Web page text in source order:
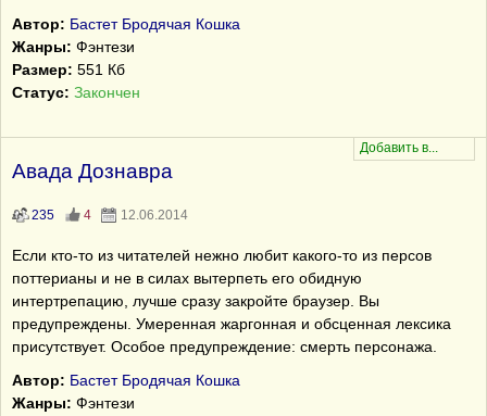
Автор: Бастет Бродячая Кошка
Жанры: Фэнтези
Размер: 551 Кб
Статус: Закончен
Авада Дознавра
235 4 12.06.2014
Если кто-то из читателей нежно любит какого-то из персов
поттерианы и не в силах вытерпеть его обидную
интертрепацию, лучше сразу закройте браузер. Вы
предупреждены. Умеренная жаргонная и обсценная лексика
присутствует. Особое предупреждение: смерть персонажа.
Автор: Бастет Бродячая Кошка
Жанры: Фэнтези